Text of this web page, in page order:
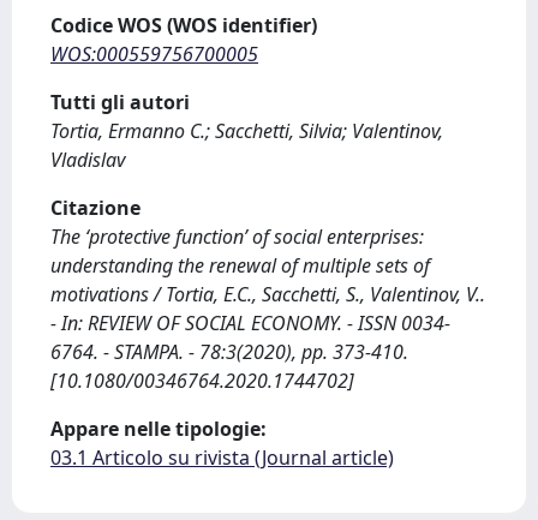
Codice WOS (WOS identifier)
WOS:000559756700005
Tutti gli autori
Tortia, Ermanno C.; Sacchetti, Silvia; Valentinov,
Vladislav
Citazione
The ‘protective function’ of social enterprises:
understanding the renewal of multiple sets of
motivations / Tortia, E.C., Sacchetti, S., Valentinov, V..
- In: REVIEW OF SOCIAL ECONOMY. - ISSN 0034-
6764. - STAMPA. - 78:3(2020), pp. 373-410.
[10.1080/00346764.2020.1744702]
Appare nelle tipologie:
03.1 Articolo su rivista (Journal article)